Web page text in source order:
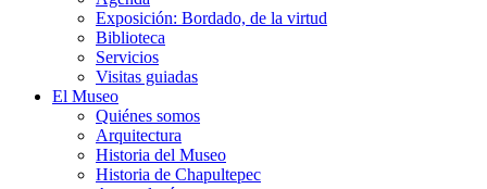
Exposición: Bordado, de la virtud
Biblioteca
Servicios
Visitas guiadas
El Museo
Quiénes somos
Arquitectura
Historia del Museo
Historia de Chapultepec